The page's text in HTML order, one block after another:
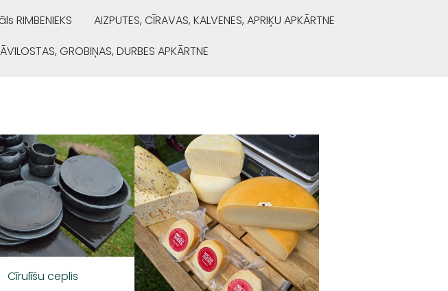
RIMBENIEKS
AIZPUTES, CĪRAVAS, KALVENES, APRIĶU APKĀRTNE
GROBIŅAS, DURBES APKĀRTNE
Cīrulīšu ceplis